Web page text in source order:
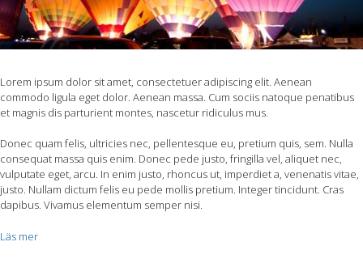
Lorem ipsum dolor sit amet, consectetuer adipiscing elit. Aenean
commodo ligula eget dolor. Aenean massa. Cum sociis natoque penatibus
et magnis dis parturient montes, nascetur ridiculus mus.
Donec quam felis, ultricies nec, pellentesque eu, pretium quis, sem. Nulla
consequat massa quis enim. Donec pede justo, fringilla vel, aliquet nec,
vulputate eget, arcu. In enim justo, rhoncus ut, imperdiet a, venenatis vitae,
justo. Nullam dictum felis eu pede mollis pretium. Integer tincidunt. Cras
dapibus. Vivamus elementum semper nisi.
Läs mer